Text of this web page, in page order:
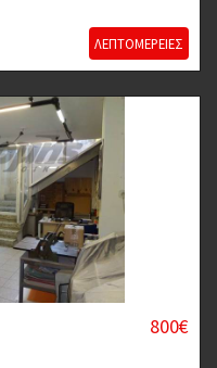
ΛΕΠΤΟΜΕΡΕΙΕΣ
800€